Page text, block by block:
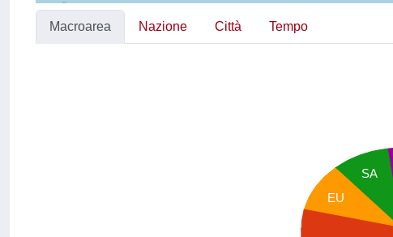
Macroarea Nazione Città Tempo
SA
EU